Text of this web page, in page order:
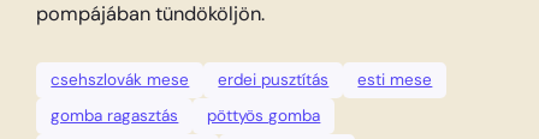
pompájában tündököljön.
csehszlovák mese erdei pusztítás
esti mese
gomba ragasztás
pöttyös gomba